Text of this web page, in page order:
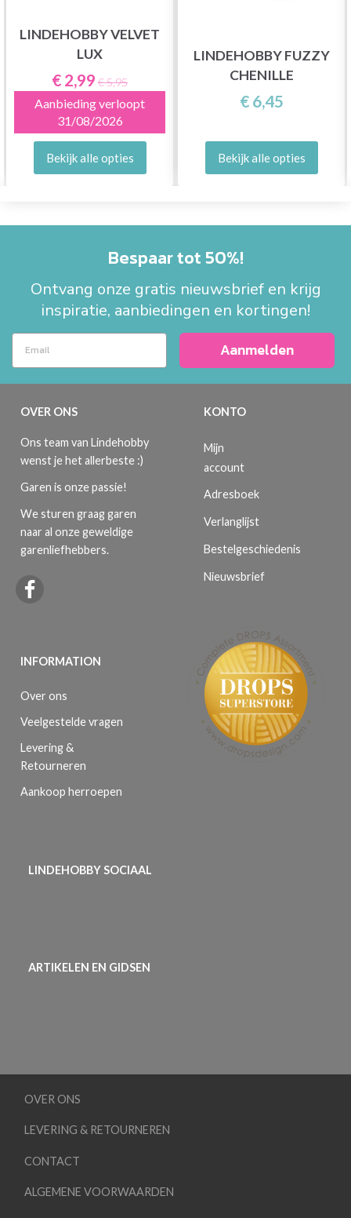
LINDEHOBBY VELVET
LUX
€ 2,99 € 5,95
Aanbieding verloopt
31/08/2026
Bekijk alle opties
LINDEHOBBY FUZZY
CHENILLE
€ 6,45
Bekijk alle opties
Bespaar tot 50%!
Ontvang onze gratis nieuwsbrief en krijg
inspiratie, aanbiedingen en kortingen!
Aanmelden
OVER ONS
Ons team van Lindehobby
wenst je het allerbeste :)
Garen is onze passie!
We sturen graag garen
naar al onze geweldige
garenliefhebbers.
INFORMATION
Over ons
Veelgestelde vragen
Levering &
Retourneren
Aankoop herroepen
KONTO
Mijn
account
Adresboek
Verlanglijst
Bestelgeschiedenis
Nieuwsbrief
LINDEHOBBY SOCIAAL
ARTIKELEN EN GIDSEN
OVER ONS
LEVERING & RETOURNEREN
CONTACT
ALGEMENE VOORWAARDEN